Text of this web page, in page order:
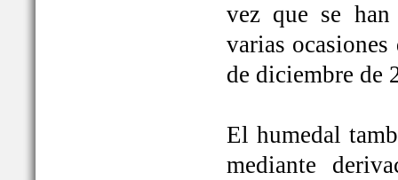
vez que se
varias
de diciembre de
El humedal
mediante